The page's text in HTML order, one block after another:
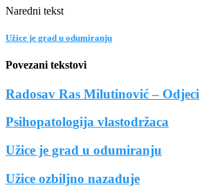
Naredni tekst
Užice je grad u odumiranju
Povezani tekstovi
Radosav Ras Milutinović – Odjeci
Psihopatologija vlastodržaca
Užice je grad u odumiranju
Užice ozbiljno nazaduje